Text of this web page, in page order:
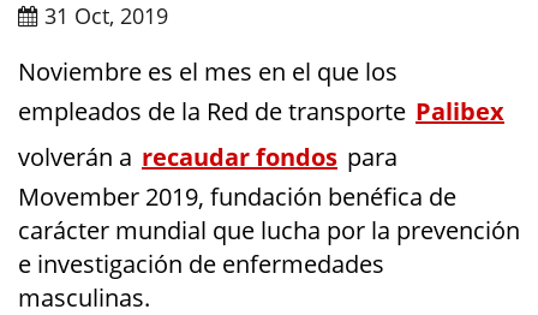
31 Oct, 2019
Noviembre es el mes en el que los
empleados de la Red de transporte Palibex
volverán a recaudar fondos para
Movember 2019, fundación benéfica de
carácter mundial que lucha por la prevención
e investigación de enfermedades
masculinas.